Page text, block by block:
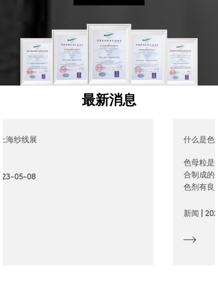
最新消息
色母粒是指由高比例的颜料或助剂与热塑性树脂混
合制成的分散良好的塑料着色剂。选用的树脂对着
色剂有良好的润湿分散作用，与被着色材料相容性